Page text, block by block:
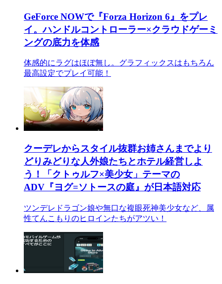
GeForce NOWで『Forza Horizon 6』をプレ
イ。ハンドルコントローラー×クラウドゲーミ
ングの底力を体感
体感的にラグはほぼ無し。グラフィックスはもちろん
最高設定でプレイ可能！
クーデレからスタイル抜群お姉さんまでより
どりみどりな人外娘たちとホテル経営しよ
う！「クトゥルフ×美少女」テーマの
ADV『ヨグ=ソトースの庭』が日本語対応
ツンデレドラゴン娘や無口な複眼死神美少女など、属
性てんこもりのヒロインたちがアツい！